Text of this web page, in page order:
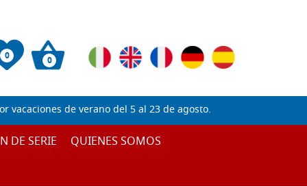
0 0
vacaciones de verano del 5 al 23 de agosto.
DE SERIE QUIENES SOMOS